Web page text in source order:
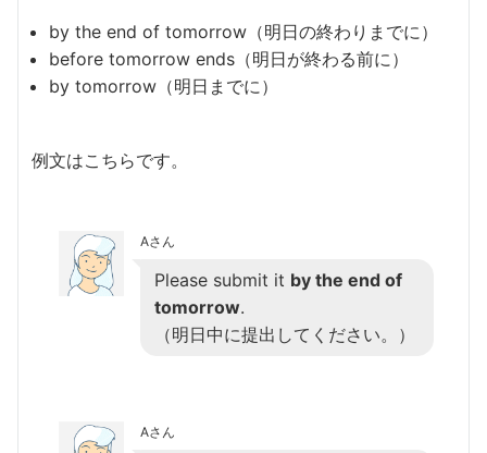
by the end of tomorrow（明日の終わりまでに）
before tomorrow ends（明日が終わる前に）
by tomorrow（明日までに）
例文はこちらです。
Aさん
Please submit it by the end of
tomorrow.
（明日中に提出してください。）
Aさん